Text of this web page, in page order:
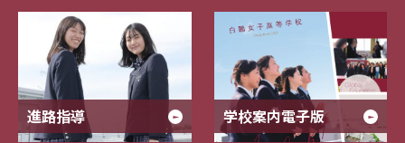
進路指導 学校案内電子版